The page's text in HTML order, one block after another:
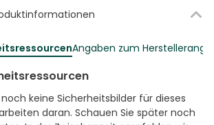
Angaben zum
keine Sicherheitsbilder für dieses
daran. Schauen Sie später noch